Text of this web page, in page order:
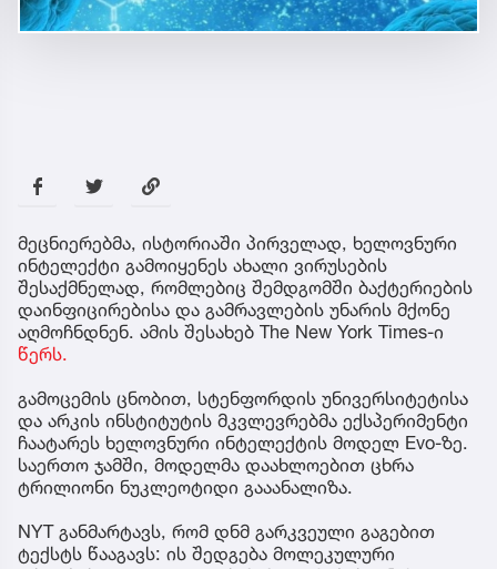
მეცნიერებმა, ისტორიაში პირველად, ხელოვნური
ინტელექტი გამოიყენეს ახალი ვირუსების
შესაქმნელად, რომლებიც შემდგომში ბაქტერიების
დაინფიცირებისა და გამრავლების უნარის მქონე
აღმოჩნდნენ. ამის შესახებ The New York Times-ი
წერს.
გამოცემის ცნობით, სტენფორდის უნივერსიტეტისა
და არკის ინსტიტუტის მკვლევრებმა ექსპერიმენტი
ჩაატარეს ხელოვნური ინტელექტის მოდელ Evo-ზე.
საერთო ჯამში, მოდელმა დაახლოებით ცხრა
ტრილიონი ნუკლეოტიდი გააანალიზა.
NYT განმარტავს, რომ დნმ გარკვეული გაგებით
ტექსტს წააგავს: ის შედგება მოლეკულური